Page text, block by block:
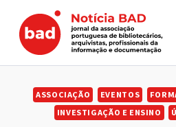
content
ASSOCIAÇÃO EVENTOS
INVESTIGAÇÃO E ENSINO